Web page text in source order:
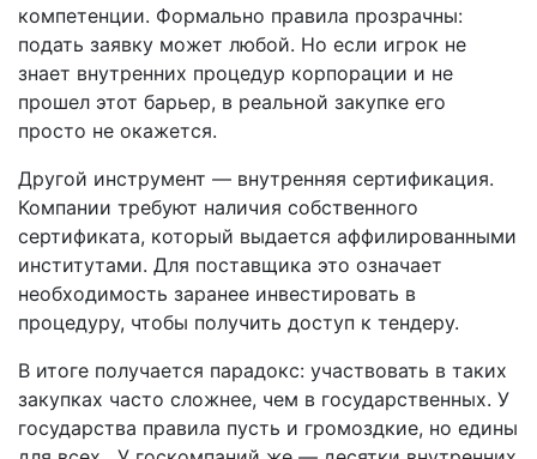
компетенции. Формально правила прозрачны:
подать заявку может любой. Но если игрок не
знает внутренних процедур корпорации и не
прошел этот барьер, в реальной закупке его
просто не окажется.
Другой инструмент — внутренняя сертификация.
Компании требуют наличия собственного
сертификата, который выдается аффилированными
институтами. Для поставщика это означает
необходимость заранее инвестировать в
процедуру, чтобы получить доступ к тендеру.
В итоге получается парадокс: участвовать в таких
закупках часто сложнее, чем в государственных. У
государства правила пусть и громоздкие, но едины